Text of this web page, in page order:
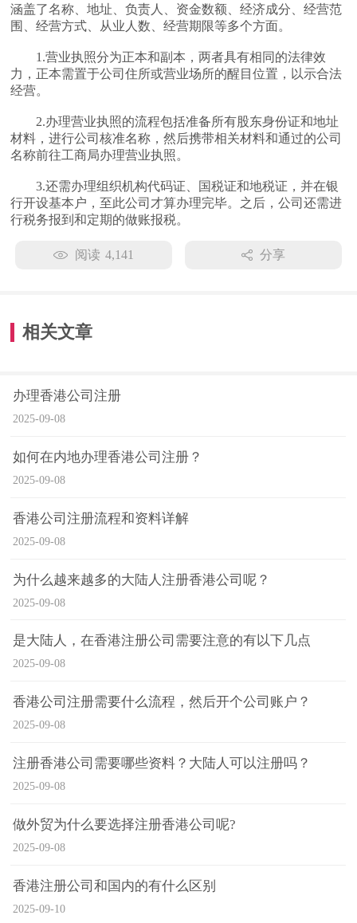
涵盖了名称、地址、负责人、资金数额、经济成分、经营范
围、经营方式、从业人数、经营期限等多个方面。
1.营业执照分为正本和副本，两者具有相同的法律效
力，正本需置于公司住所或营业场所的醒目位置，以示合法
经营。
2.办理营业执照的流程包括准备所有股东身份证和地址
材料，进行公司核准名称，然后携带相关材料和通过的公司
名称前往工商局办理营业执照。
3.还需办理组织机构代码证、国税证和地税证，并在银
行开设基本户，至此公司才算办理完毕。之后，公司还需进
行税务报到和定期的做账报税。
阅读 4,141 分享
相关文章
办理香港公司注册
2025-09-08
如何在内地办理香港公司注册？
2025-09-08
香港公司注册流程和资料详解
2025-09-08
为什么越来越多的大陆人注册香港公司呢？
2025-09-08
是大陆人，在香港注册公司需要注意的有以下几点
2025-09-08
香港公司注册需要什么流程，然后开个公司账户？
2025-09-08
注册香港公司需要哪些资料？大陆人可以注册吗？
2025-09-08
做外贸为什么要选择注册香港公司呢?
2025-09-08
香港注册公司和国内的有什么区别
2025-09-10